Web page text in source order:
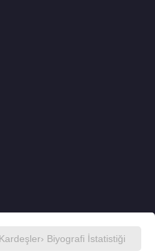
› Biyografi İstatistiği